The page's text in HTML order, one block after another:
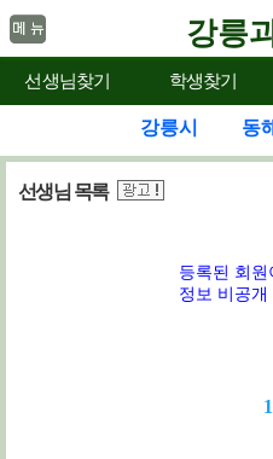
강릉
선생님찾기 학생찾기
강릉시 동
선생님 목록
등록된 회원
정보 비공개
1